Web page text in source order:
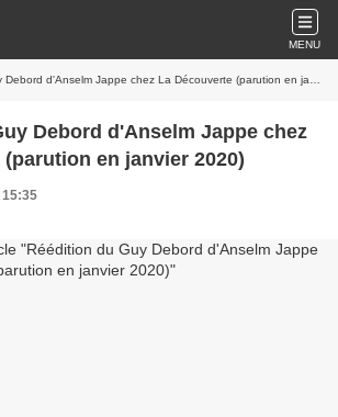
MENU
d'Anselm Jappe chez La Découverte (parution en janvier 2020)
Debord d'Anselm Jappe chez
en janvier 2020)
15:35